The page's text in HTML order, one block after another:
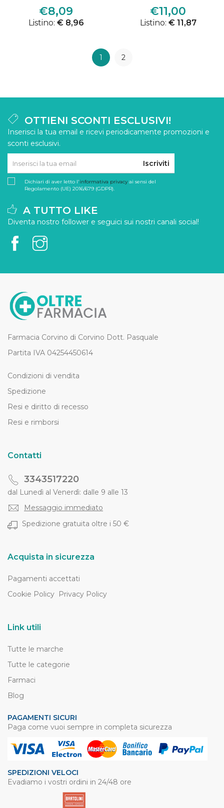
€8,09
Listino: € 8,96
€11,00
Listino: € 11,87
1 2
OTTIENI SCONTI ESCLUSIVI!
Inserisci la tua email e ricevi periodicamente promozioni e
sconti esclusivi.
Iscriviti
Dichiari di aver letto l'informativa privacyai sensi del
Regolamento (UE) 2016/679 (GDPR).
A TUTTO LIKE
Diventa nostro follower e seguici sui nostri canali social!
Farmacia Corvino di Corvino Dott. Pasquale
Partita IVA 04254450614
Condizioni di vendita
Spedizione
Resi e diritto di recesso
Resi e rimborsi
Contatti
3343517220
dal Lunedì al Venerdì: dalle 9 alle 13
Messaggio immediato
Spedizione gratuita oltre i 50 €
Acquista in sicurezza
Pagamenti accettati
Cookie Policy Privacy Policy
Link utili
Tutte le marche
Tutte le categorie
Farmaci
Blog
PAGAMENTI SICURI
Paga come vuoi sempre in completa sicurezza
SPEDIZIONI VELOCI
Evadiamo i vostri ordini in 24/48 ore